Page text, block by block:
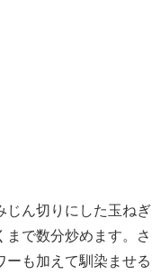
ん切りにした玉ねぎ
まで数分炒めます。さ
ーも加えて馴染ませる